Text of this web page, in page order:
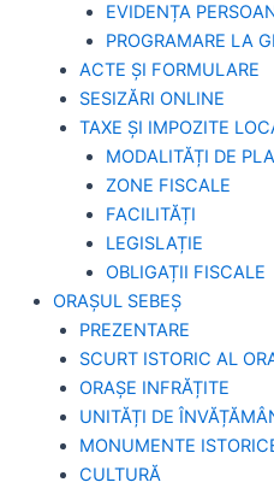
EVIDENȚA
PROGRAMARE LA
ACTE ȘI FORMULARE
SESIZĂRI ONLINE
TAXE ȘI IMPOZITE
MODALITĂȚI DE
ZONE FISCALE
FACILITĂȚI
LEGISLAȚIE
OBLIGAȚII FISCALE
ORAȘUL SEBEȘ
PREZENTARE
SCURT ISTORIC AL
ORAȘE INFRĂȚITE
UNITĂȚI DE
MONUMENTE
CULTURĂ